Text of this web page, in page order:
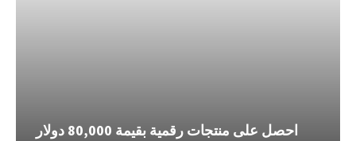
احصل على منتجات رقمية بقيمة 80,000 دولار